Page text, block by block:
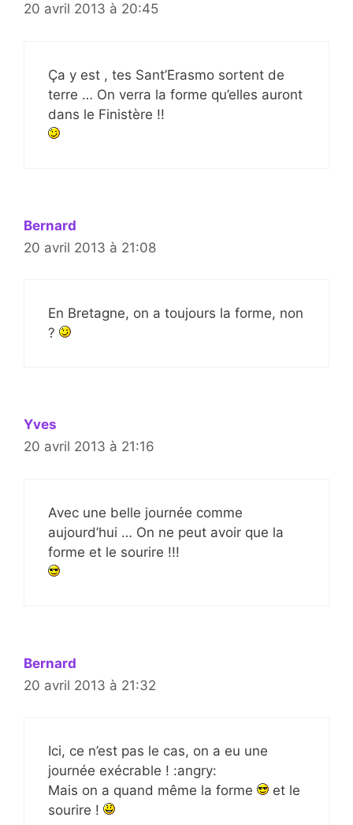
20 avril 2013 à 20:45
Ça y est , tes Sant’Erasmo sortent de
terre … On verra la forme qu’elles auront
dans le Finistère !!
Bernard
20 avril 2013 à 21:08
En Bretagne, on a toujours la forme, non
?
Yves
20 avril 2013 à 21:16
Avec une belle journée comme
aujourd’hui … On ne peut avoir que la
forme et le sourire !!!
Bernard
20 avril 2013 à 21:32
Ici, ce n’est pas le cas, on a eu une
journée exécrable ! :angry:
Mais on a quand même la forme
et le
sourire !